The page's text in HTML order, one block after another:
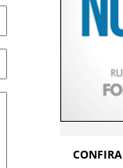
CONFIRA